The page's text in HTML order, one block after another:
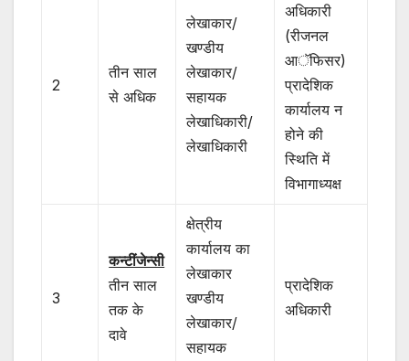
2
तीन साल
से अधिक
लेखाकार/
खण्डीय
लेखाकार/
सहायक
लेखाधिकारी/
लेखाधिकारी
अधिकारी
(रीजनल
आॅफिसर)
प्रादेशिक
कार्यालय न
होने की
स्थिति में
विभागाध्यक्ष
3
कन्टींजेन्सी
तीन साल
तक के
दावे
क्षेत्रीय
कार्यालय का
लेखाकार
खण्डीय
लेखाकार/
सहायक
प्रादेशिक
अधिकारी